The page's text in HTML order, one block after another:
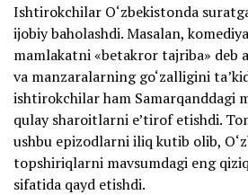
Ishtirokchilar O‘zbekistonda
ijobiy baholashdi. Masalan,
mamlakatni «betakror tajriba» deb
va manzaralarning go‘zalligini
ishtirokchilar ham Samarqanddagi
qulay sharoitlarni e’tirof etishdi.
ushbu epizodlarni iliq kutib olib,
topshiriqlarni mavsumdagi eng
sifatida qayd etishdi.